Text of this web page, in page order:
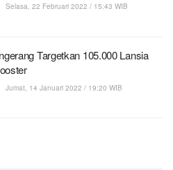
Selasa, 22 Februari 2022 / 15:43 WIB
Targetkan 105.000 Lansia
Jumat, 14 Januari 2022 / 19:20 WIB